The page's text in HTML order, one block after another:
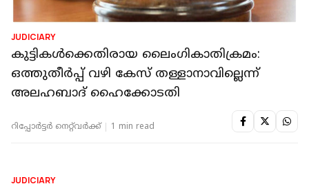
JUDICIARY
കുട്ടികൾക്കെതിരായ ലൈംഗികാതിക്രമം:
ഒത്തുതീർപ്പ് വഴി കേസ് തള്ളാനാവില്ലെന്ന്
അലഹബാദ് ഹൈക്കോടതി
റിപ്പോർട്ടർ നെറ്റ്‌വര്‍ക്ക്‌ 1 min read